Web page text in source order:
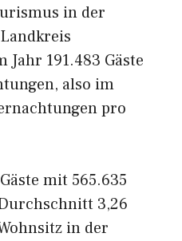
in der
Jahr 191.483 Gäste
also im
pro
mit 565.635
3,26
in der